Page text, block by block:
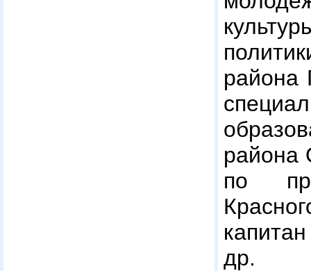
района
района
по
др.